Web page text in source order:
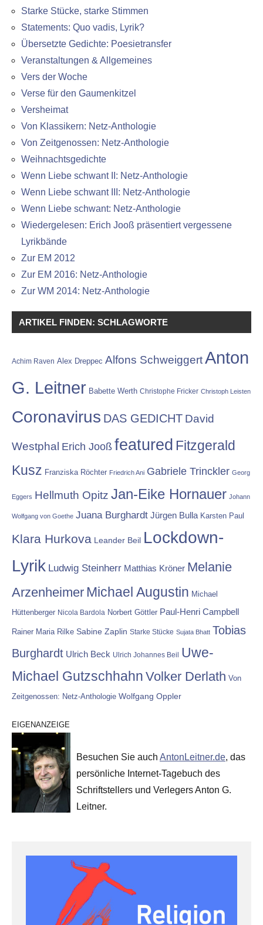
Starke Stücke, starke Stimmen
Statements: Quo vadis, Lyrik?
Übersetzte Gedichte: Poesietransfer
Veranstaltungen & Allgemeines
Vers der Woche
Verse für den Gaumenkitzel
Versheimat
Von Klassikern: Netz-Anthologie
Von Zeitgenossen: Netz-Anthologie
Weihnachtsgedichte
Wenn Liebe schwant II: Netz-Anthologie
Wenn Liebe schwant III: Netz-Anthologie
Wenn Liebe schwant: Netz-Anthologie
Wiedergelesen: Erich Jooß präsentiert vergessene
Lyrikbände
Zur EM 2012
Zur EM 2016: Netz-Anthologie
Zur WM 2014: Netz-Anthologie
ARTIKEL FINDEN: SCHLAGWORTE
Achim Raven Alex Dreppec Alfons SchweiggertAnton
G. Leitner Babette Werth Christophe Fricker Christoph Leisten
Coronavirus DAS GEDICHT David
Westphal Erich Jooß featured Fitzgerald
Kusz Franziska Röchter Friedrich Ani Gabriele Trinckler Georg
Eggers Hellmuth Opitz Jan-Eike Hornauer Johann
Wolfgang von Goethe Juana Burghardt Jürgen Bulla Karsten Paul
Klara Hurkova Leander Beil Lockdown-
Lyrik Ludwig Steinherr Matthias Kröner Melanie
Arzenheimer Michael Augustin Michael
Hüttenberger Nicola Bardola Norbert Göttler Paul-Henri Campbell
Rainer Maria Rilke Sabine Zaplin Starke Stücke Sujata Bhatt Tobias
Burghardt Ulrich Beck Ulrich Johannes Beil Uwe-
Michael Gutzschhahn Volker Derlath Von
Zeitgenossen: Netz-Anthologie Wolfgang Oppler
EIGENANZEIGE
Besuchen Sie auch AntonLeitner.de, das
persönliche Internet-Tagebuch des
Schriftstellers und Verlegers Anton G.
Leitner.